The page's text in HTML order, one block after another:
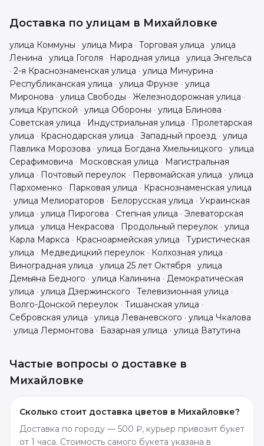
Доставка по улицам в Михайловке
улица Коммуны · улица Мира · Торговая улица · улица
Ленина · улица Гоголя · Народная улица · улица Энгельса
· 2-я Краснознаменская улица · улица Мичурина ·
Республиканская улица · улица Фрунзе · улица
Миронова · улица Свободы · Железнодорожная улица ·
улица Крупской · улица Обороны · улица Блинова ·
Советская улица · Индустриальная улица · Пролетарская
улица · Краснодарская улица · Западный проезд · улица
Павлика Морозова · улица Богдана Хмельницкого · улица
Серафимовича · Московская улица · Магистральная
улица · Почтовый переулок · Первомайская улица · улица
Пархоменко · Парковая улица · Краснознаменская улица
· улица Мелиораторов · Белорусская улица · Украинская
улица · улица Пирогова · Степная улица · Элеваторская
улица · улица Некрасова · Продольный переулок · улица
Карла Маркса · Красноармейская улица · Туристическая
улица · Медведицкий переулок · Колхозная улица ·
Виноградная улица · улица 25 лет Октября · улица
Демьяна Бедного · улица Калинина · Демократическая
улица · улица Дзержинского · Телевизионная улица ·
Волго-Донской переулок · Тишанская улица ·
Себровская улица · улица Леваневского · улица Чкалова
· улица Лермонтова · Базарная улица · улица Ватутина
Частые вопросы о доставке в
Михайловке
Сколько стоит доставка цветов в Михайловке?
Доставка по городу — 500 ₽, курьер привозит букет
от 1 часа. Стоимость самого букета указана в